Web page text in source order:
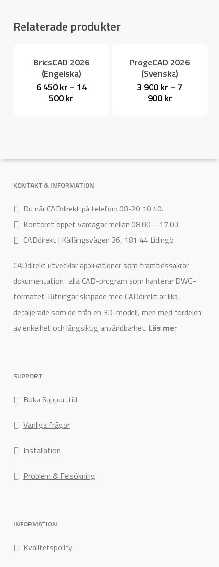
Relaterade produkter
BricsCAD 2026
(Engelska)
6 450kr – 14
500kr
options
chosen
the
product
page
ProgeCAD 2026
(Svenska)
3 900kr – 7
900kr
the
product
KONTAKT & INFORMATION
Du når CADdirekt på telefon: 08-20 10 40.
Kontoret öppet vardagar mellan 08.00 – 17.00
CADdirekt | Källängsvägen 36, 181 44 Lidingö
CADdirekt utvecklar applikationer som framtidssäkrar
dokumentation i alla CAD-program som hanterar DWG-
formatet. Ritningar skapade med CADdirekt är lika
detaljerade som de från en 3D-modell, men med fördelen
av enkelhet och långsiktig användbarhet. Läs mer
SUPPORT
Boka Supporttid
Vanliga frågor
Installation
Problem & Felsökning
INFORMATION
Kvalitetspolicy